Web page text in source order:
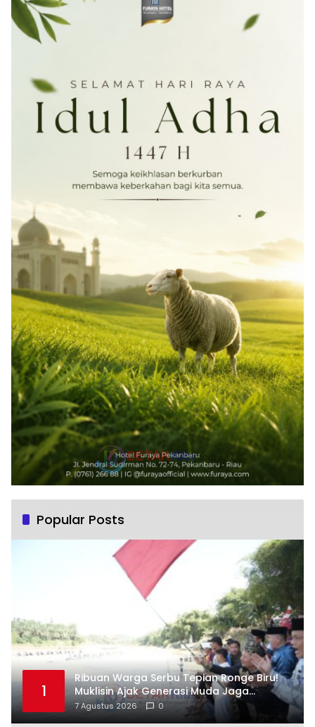
Popular Posts
1
Ribuan Warga Serbu Tepian Ronge Biru!
Muklisin Ajak Generasi Muda Jaga
Warisan Budaya
7 Agustus 2026 0